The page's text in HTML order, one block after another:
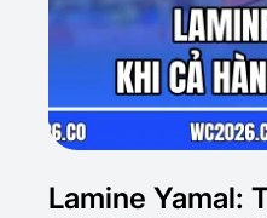
Lamine Yamal: